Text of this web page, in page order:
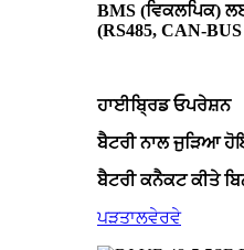
BMS (ਵਿਕਲਪਿਕ)
(RS485, CAN-BUS
ਹਾਈਬ੍ਰਿਡ ਓਪਰੇਸ਼ਨ
ਬੈਟਰੀ ਨਾਲ ਜੁੜਿਆ
ਬੈਟਰੀ ਕਨੈਕਟ ਕੀਤੇ
ਪੜਤਾਲਵੇਰਵੇ